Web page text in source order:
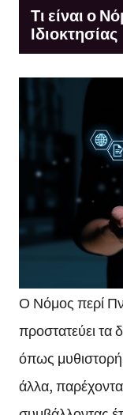
Τι είναι ο
Ιδιοκτησίας
Ο Νόμος περί
προστατεύει τα
όπως
άλλα,